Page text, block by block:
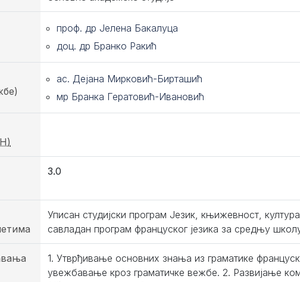
проф. др Јелена Бакалуца
доц. др Бранко Ракић
ас. Дејана Мирковић-Бирташић
мр Бранка Гератовић-Ивановић
3.0
Уписан студијски програм Језик, књижевност,
савладан програм француског језика за средњу
1. Утврђивање основних знања из граматике
увежбавање кроз граматичке вежбе. 2. Развијање